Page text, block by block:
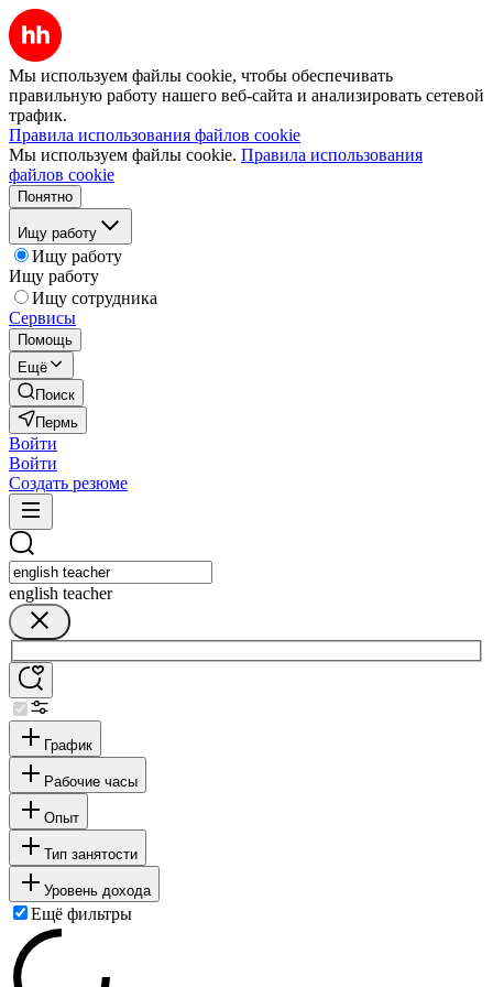
Мы используем файлы cookie, чтобы обеспечивать
правильную работу нашего веб-сайта и анализировать сетевой
трафик.
Правила использования файлов cookie
Мы используем файлы cookie. Правила использования
файлов cookie
Понятно
Ищу работу
Ищу работу
Ищу работу
Ищу сотрудника
Сервисы
Помощь
Ещё
Поиск
Пермь
Войти
Войти
Создать резюме
english teacher
График
Рабочие часы
Опыт
Тип занятости
Уровень дохода
Ещё фильтры